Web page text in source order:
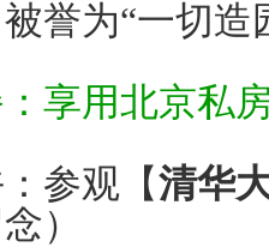
誉为“一切造
享用北京私
参观【清华
）